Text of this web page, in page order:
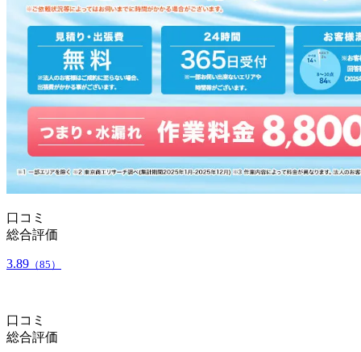
口コミ
総合評価
3.89 （85）
口コミ
総合評価